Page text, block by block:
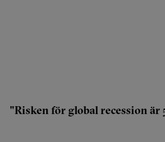
"Risken för global recession är